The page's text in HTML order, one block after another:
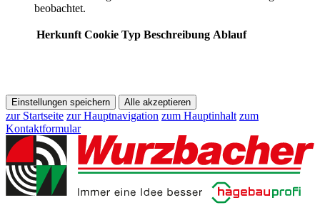
beobachtet.
Herkunft Cookie Typ Beschreibung Ablauf
Einstellungen speichern Alle akzeptieren
zur Startseite zur Hauptnavigation zum Hauptinhalt zum
Kontaktformular